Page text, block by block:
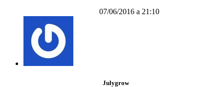
07/06/2016 a 21:10
Julygrow